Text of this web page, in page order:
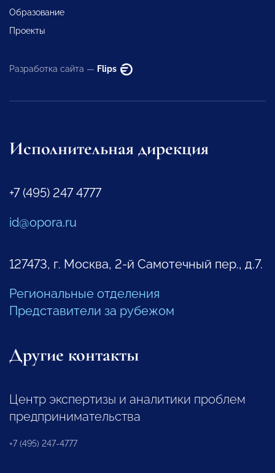
Образование
Проекты
Разработка сайта — Flips
Исполнительная дирекция
+7 (495) 247 4777
id@opora.ru
127473, г. Москва, 2-й Самотечный пер., д.7.
Региональные отделения
Представители за рубежом
Другие контакты
Центр экспертизы и аналитики проблем
предпринимательства
+7 (495) 247-4777